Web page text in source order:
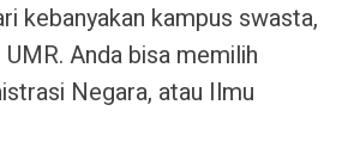
kebanyakan kampus swasta,
Anda bisa memilih
Negara, atau Ilmu